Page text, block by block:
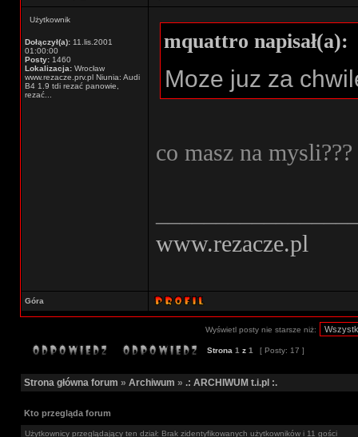
Użytkownik
Dołączył(a): 11.lis.2001
01:00:00
Posty: 1460
Lokalizacja: Wrocław
www.rezacze.prv.pl Niunia: Audi
B4 1.9 tdi rezać panowie,
rezać...
mquattro napisał(a):
Moze juz za
co masz na mysli???
www.rezacze.pl
Góra
Wyświetl posty nie starsze niż:
Strona 1 z 1 [ Posty: 17 ]
Strona główna forum » Archiwum » .: ARCHIWUM t.i.pl :.
Kto przegląda forum
Użytkownicy przeglądający ten dział: Brak zidentyfikowanych użytkowników i 11 gości